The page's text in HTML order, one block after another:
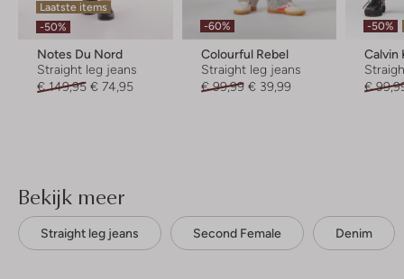
Laatste items
-50%
Notes Du Nord
Straight leg jeans
€ 149,95 € 74,95
-60%
Colourful Rebel
Straight leg jeans
€ 99,99 € 39,99
-50%
Calvin
€
Bekijk meer
Straight leg jeans Second Female Denim